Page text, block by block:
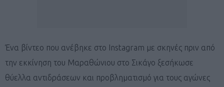
Ένα βίντεο που ανέβηκε στο Instagram με σκηνές πριν από
την εκκίνηση του Μαραθώνιου στο Σικάγο ξεσήκωσε
θύελλα αντιδράσεων και προβληματισμό για τους αγώνες